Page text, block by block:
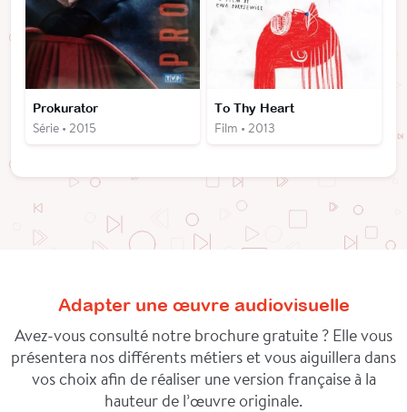
Prokurator
Série • 2015
To Thy Heart
Film • 2013
Adapter une œuvre audiovisuelle
Avez-vous consulté notre brochure gratuite ? Elle vous
présentera nos différents métiers et vous aiguillera dans
vos choix afin de réaliser une version française à la
hauteur de l’œuvre originale.